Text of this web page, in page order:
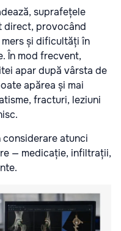
suprafețele
direct, provocând
și dificultăți în
În mod frecvent,
apar după vârsta de
apărea și mai
fracturi, leziuni
atunci
— medicație, infiltrații,